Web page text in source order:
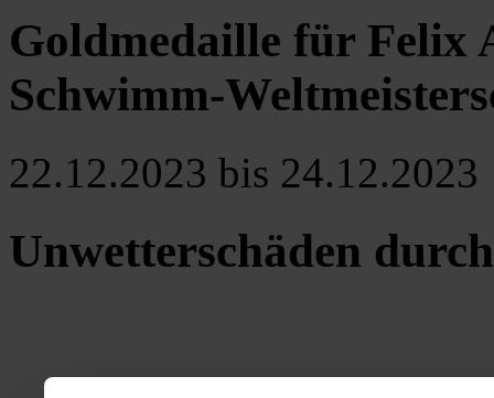
Goldmedaille für Felix
Schwimm-
22.12.2023 bis 24.12.2023
Unwetterschäden